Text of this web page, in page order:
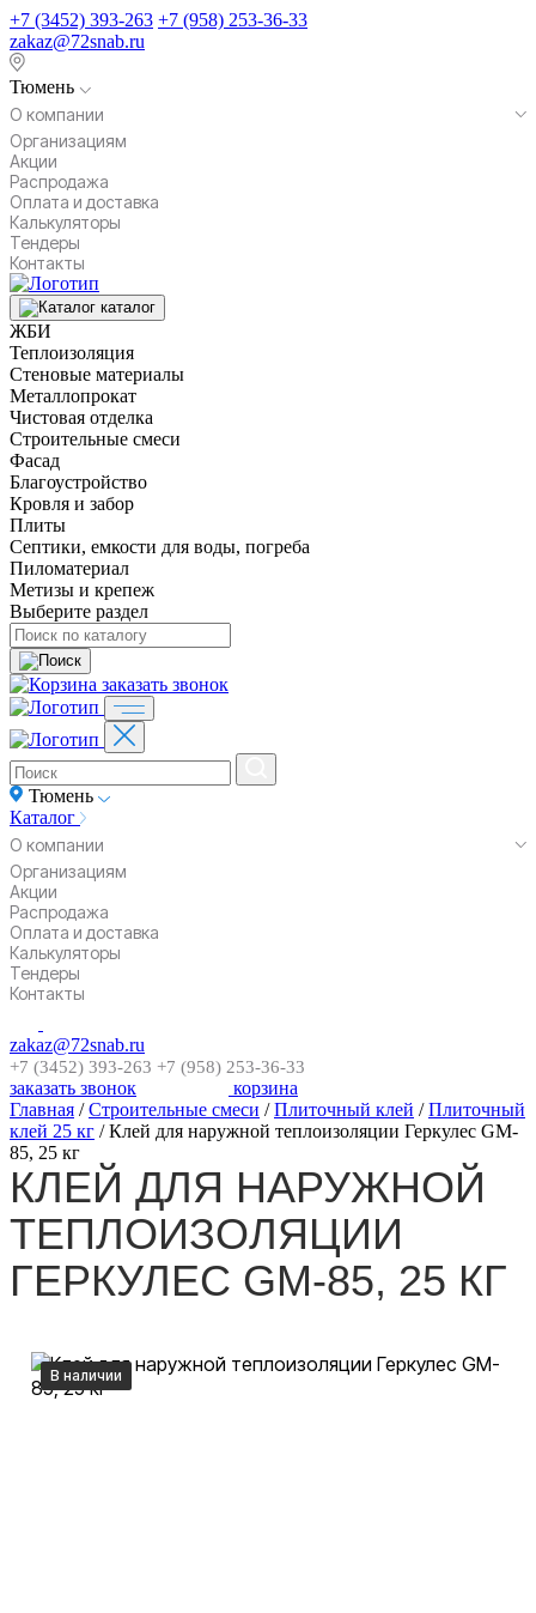
+7 (3452) 393-263 +7 (958) 253-36-33
zakaz@72snab.ru
Тюмень
О компании
Организациям
Акции
Распродажа
Оплата и доставка
Калькуляторы
Тендеры
Контакты
каталог
ЖБИ
Теплоизоляция
Стеновые материалы
Металлопрокат
Чистовая отделка
Строительные смеси
Фасад
Благоустройство
Кровля и забор
Плиты
Септики, емкости для воды, погреба
Пиломатериал
Метизы и крепеж
Выберите раздел
заказать звонок
Тюмень
Каталог
О компании
Организациям
Акции
Распродажа
Оплата и доставка
Калькуляторы
Тендеры
Контакты
zakaz@72snab.ru
+7 (3452) 393-263 +7 (958) 253-36-33
заказать звонок
корзина
Главная / Строительные смеси / Плиточный клей / Плиточный
клей 25 кг / Клей для наружной теплоизоляции Геркулес GM-
85, 25 кг
КЛЕЙ ДЛЯ НАРУЖНОЙ
ТЕПЛОИЗОЛЯЦИИ
ГЕРКУЛЕС GM-85, 25 КГ
В наличии